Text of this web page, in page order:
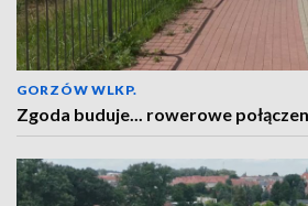
GORZÓW WLKP.
Zgoda buduje... rowerowe